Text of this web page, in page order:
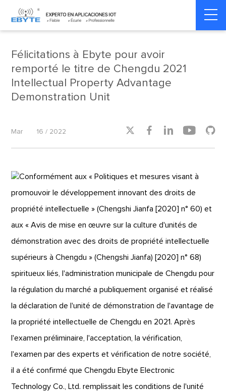
Home > Company News > Company News
Félicitations à Ebyte pour avoir
remporté le titre de Chengdu 2021
Intellectual Property Advantage
Demonstration Unit
Mar 16 / 2022     
Conformément aux « Politiques et mesures visant à
promouvoir le développement innovant des droits de
propriété intellectuelle » (Chengshi Jianfa [2020] n° 60) et
aux « Avis de mise en œuvre sur la culture d'unités de
démonstration avec des droits de propriété intellectuelle
supérieurs à Chengdu » (Chengshi Jianfa) [2020] n° 68)
spiritueux liés, l'administration municipale de Chengdu pour
la régulation du marché a publiquement organisé et réalisé
la déclaration de l'unité de démonstration de l'avantage de
la propriété intellectuelle de Chengdu en 2021. Après
l'examen préliminaire, l'acceptation, la vérification,
l'examen par des experts et vérification de notre société,
il a été confirmé que Chengdu Ebyte Electronic
Technology Co., Ltd. remplissait les conditions de l'unité